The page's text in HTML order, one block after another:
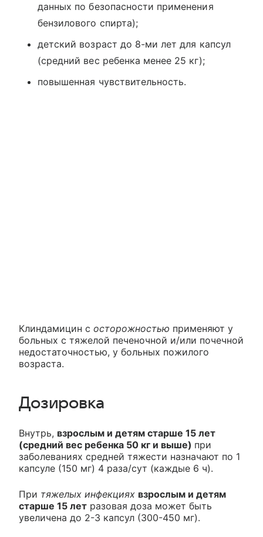
данных по безопасности применения
бензилового спирта);
детский возраст до 8-ми лет для капсул
(средний вес ребенка менее 25 кг);
повышенная чувствительность.
Клиндамицин с осторожностью применяют у
больных с тяжелой печеночной и/или почечной
недостаточностью, у больных пожилого
возраста.
Дозировка
Внутрь, взрослым и детям старше 15 лет
(средний вес ребенка 50 кг и выше) при
заболеваниях средней тяжести назначают по 1
капсуле (150 мг) 4 раза/сут (каждые 6 ч).
При тяжелых инфекциях взрослым и детям
старше 15 лет разовая доза может быть
увеличена до 2-3 капсул (300-450 мг).